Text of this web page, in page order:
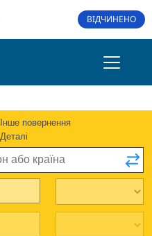
ВІДЧИНЕНО
Інше повернення
Деталі